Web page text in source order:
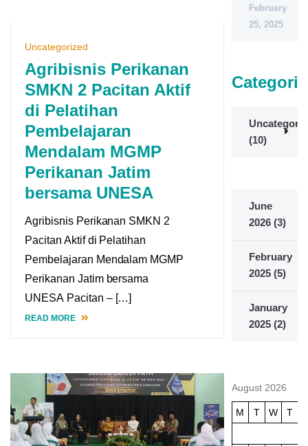
Uncategorized
Agribisnis Perikanan
SMKN 2 Pacitan Aktif
di Pelatihan
Pembelajaran
Mendalam MGMP
Perikanan Jatim
bersama UNESA
Agribisnis Perikanan SMKN 2
Pacitan Aktif di Pelatihan
Pembelajaran Mendalam MGMP
Perikanan Jatim bersama
UNESA Pacitan – […]
READ MORE
February
25, 2025
(10)
June
2026(3)
February
2025(5)
January
2025(2)
August 2026
M T W T